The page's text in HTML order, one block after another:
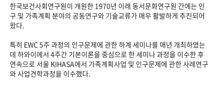
한국보건사회연구원이 개원한 1970년 이래 동서문화연구원 간에는 인
구 및 가족계획 분야의 공동연구와 기술교류가 매우 활발하게 추진되어
왔다.
특히 EWC 5주 과정의 인구문제에 관한 하계 세미나를 매년 개최하였는
데 하와이에서 4주간 기본이론을 중심으로 한 세미나 과정을 이수한 후
연속으로 서울 KIHASA에서 가족계획사업 및 인구문제에 관한 사례연구
와 사업견학과정을 이수했다.